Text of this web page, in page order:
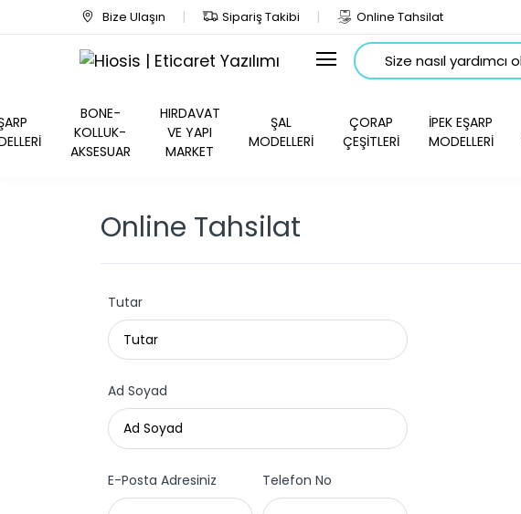
Bize Ulaşın Sipariş Takibi Online Tahsilat
Arama
BONE-
KOLLUK-
AKSESUAR
HIRDAVAT
VE YAPI
MARKET
ŞAL
MODELLERİ
ÇORAP
ÇEŞİTLERİ
İPEK EŞARP
MODELLERİ
Online Tahsilat
Tutar
Ad Soyad
E-Posta Adresiniz Telefon No